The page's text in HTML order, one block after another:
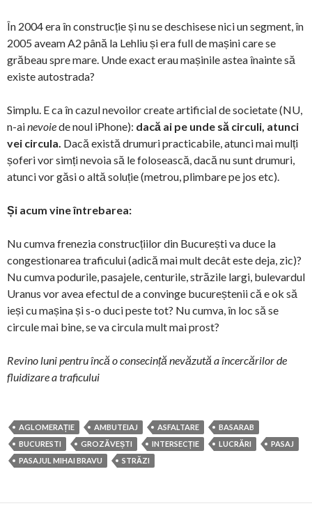
În 2004 era în construcție și nu se deschisese nici un segment, în
2005 aveam A2 până la Lehliu și era full de mașini care se
grăbeau spre mare. Unde exact erau mașinile astea înainte să
existe autostrada?
Simplu. E ca în cazul nevoilor create artificial de societate (NU,
n-ainevoiede noul iPhone): dacă ai pe unde să circuli, atunci
vei circula. Dacă există drumuri practicabile, atunci mai mulți
șoferi vor simți nevoia să le folosească, dacă nu sunt drumuri,
atunci vor găsi o altă soluție (metrou, plimbare pe jos etc).
Și acum vine întrebarea:
Nu cumva frenezia construcțiilor din București va duce la
congestionarea traficului (adică mai mult decât este deja, zic)?
Nu cumva podurile, pasajele, centurile, străzile largi, bulevardul
Uranus vor avea efectul de a convinge bucureștenii că e ok să
ieși cu mașina și s-o duci peste tot? Nu cumva, în loc să se
circule mai bine, se va circula mult mai prost?
Revino luni pentru încă o consecință nevăzută a încercărilor de
fluidizare a traficului
AGLOMERAȚIE AMBUTEIAJ ASFALTARE
BASARAB
BUCURESTI
GROZĂVEȘTI INTERSECȚIE LUCRĂRI
PASAJ
PASAJUL MIHAI BRAVU
STRĂZI